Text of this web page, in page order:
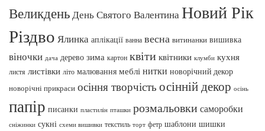
ВеликденьДень Святого ВалентинаНовий Рік
Різдво Ялинка аплікації ванна весна витинанки вишивка
віночки дача дерево зима картон квіти квітники клумби кухня
листя листівки літо малювання меблі нитки новорічний декор
новорічні прикраси осіння творчість осінній декор осінь
папір писанки пластилін пташки розмальовки саморобки
сніжинки сукні схеми вишивки текстиль торт фетр шаблони шишки